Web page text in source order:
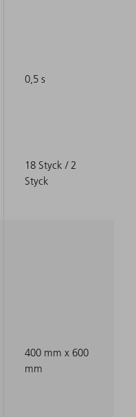
0,5 s
18 Styck / 2
Styck
400 mm x 600
mm